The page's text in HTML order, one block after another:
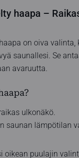
haapa –
on oiva valinta,
saunallesi. Se
avaruutta.
ulkonäkö.
saunan lämpötilan
oikean puulajin